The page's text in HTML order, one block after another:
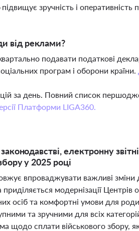
зручність і оперативність
від реклами?
подавати податкові
програм і оборони країни.
за день. Повний список
Платформи LIGA360.
електронну
у 2025 році
впроваджувати важливі зміни
модернізації Центрів
осіб та комфортні умови для
та зручними для всіх
щодо сплати військового збору,